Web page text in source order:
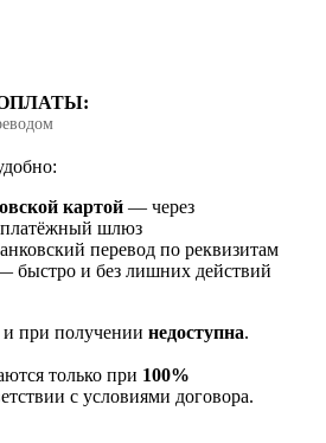
картой — через
шлюз
перевод по реквизитам
быстро и без лишних действий
при получении недоступна.
только при 100%
с условиями договора.